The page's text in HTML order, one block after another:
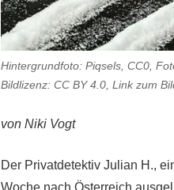
Hintergrundfoto: Piqsels, CC0,
Bildlizenz: CC BY 4.0, Link zum
von Niki Vogt
Der Privatdetektiv Julian H.,